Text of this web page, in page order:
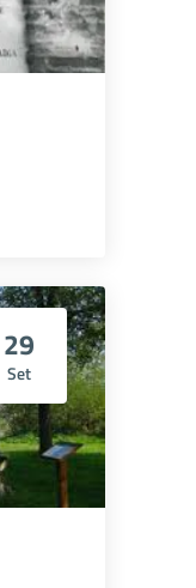
29
Set